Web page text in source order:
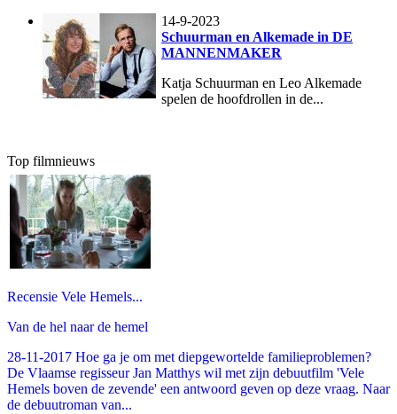
14-9-2023
Schuurman en Alkemade in DE
MANNENMAKER
Katja Schuurman en Leo Alkemade
spelen de hoofdrollen in de...
Top filmnieuws
Recensie Vele Hemels...
Van de hel naar de hemel
28-11-2017 Hoe ga je om met diepgewortelde familieproblemen?
De Vlaamse regisseur Jan Matthys wil met zijn debuutfilm 'Vele
Hemels boven de zevende' een antwoord geven op deze vraag. Naar
de debuutroman van...